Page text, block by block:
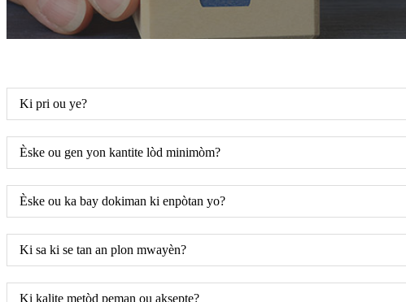
Ki pri ou ye?
Èske ou gen yon kantite lòd minimòm?
Èske ou ka bay dokiman ki enpòtan yo?
Ki sa ki se tan an plon mwayèn?
Ki kalite metòd peman ou aksepte?